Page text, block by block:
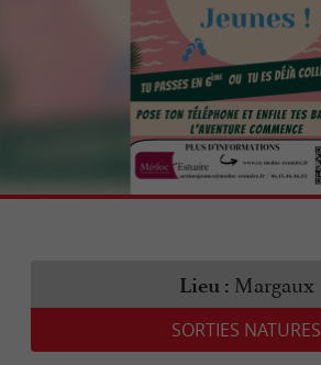
Lieu : Margaux
SORTIES NATURES